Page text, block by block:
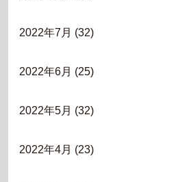
2022年7月 (32)
2022年6月 (25)
2022年5月 (32)
2022年4月 (23)